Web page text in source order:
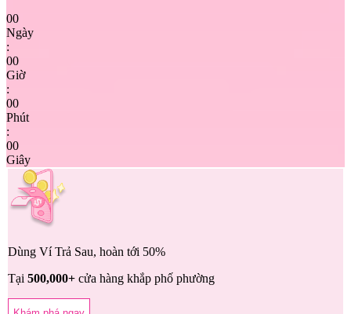
00
Ngày
:
00
Giờ
:
00
Phút
:
00
Giây
Dùng Ví Trả Sau, hoàn tới 50%
Tại 500,000+ cửa hàng khắp phố phường